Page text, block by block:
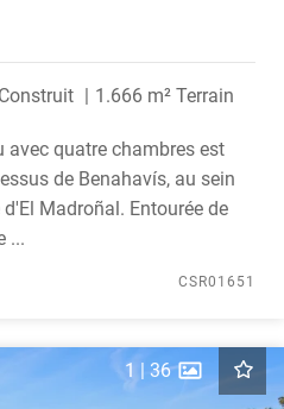
1.666 m² Terrain
avec quatre chambres est
de Benahavís, au sein
Madroñal. Entourée de
...
CSR01651
1 | 36